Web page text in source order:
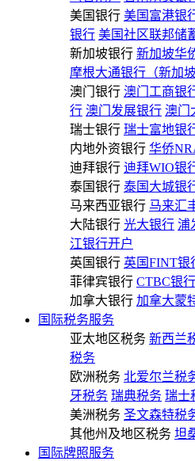
美国银行 美国富港银
银行 美国社区联邦储
新加坡银行 新加坡华
摩根大通银行（新加坡
澳门银行 澳门工商银
行 澳门发展银行 澳门
瑞士银行 瑞士富地银
内地外资银行 华侨
迪拜银行 迪拜WIO银
泰国银行 泰国大城银
马来西亚银行 马来汇
大陆银行 光大银行 浦
江银行开户
英国银行 英国FINT银
菲律宾银行 CTBC银
加拿大银行 加拿大蒙
国际税务服务
亚太地区税务 新西兰
税务
欧洲税务 北爱尔兰税
牙税务 瑞典税务 瑞士
美洲税务 圣文森特税
其他州及地区税务 坦
国际牌照服务